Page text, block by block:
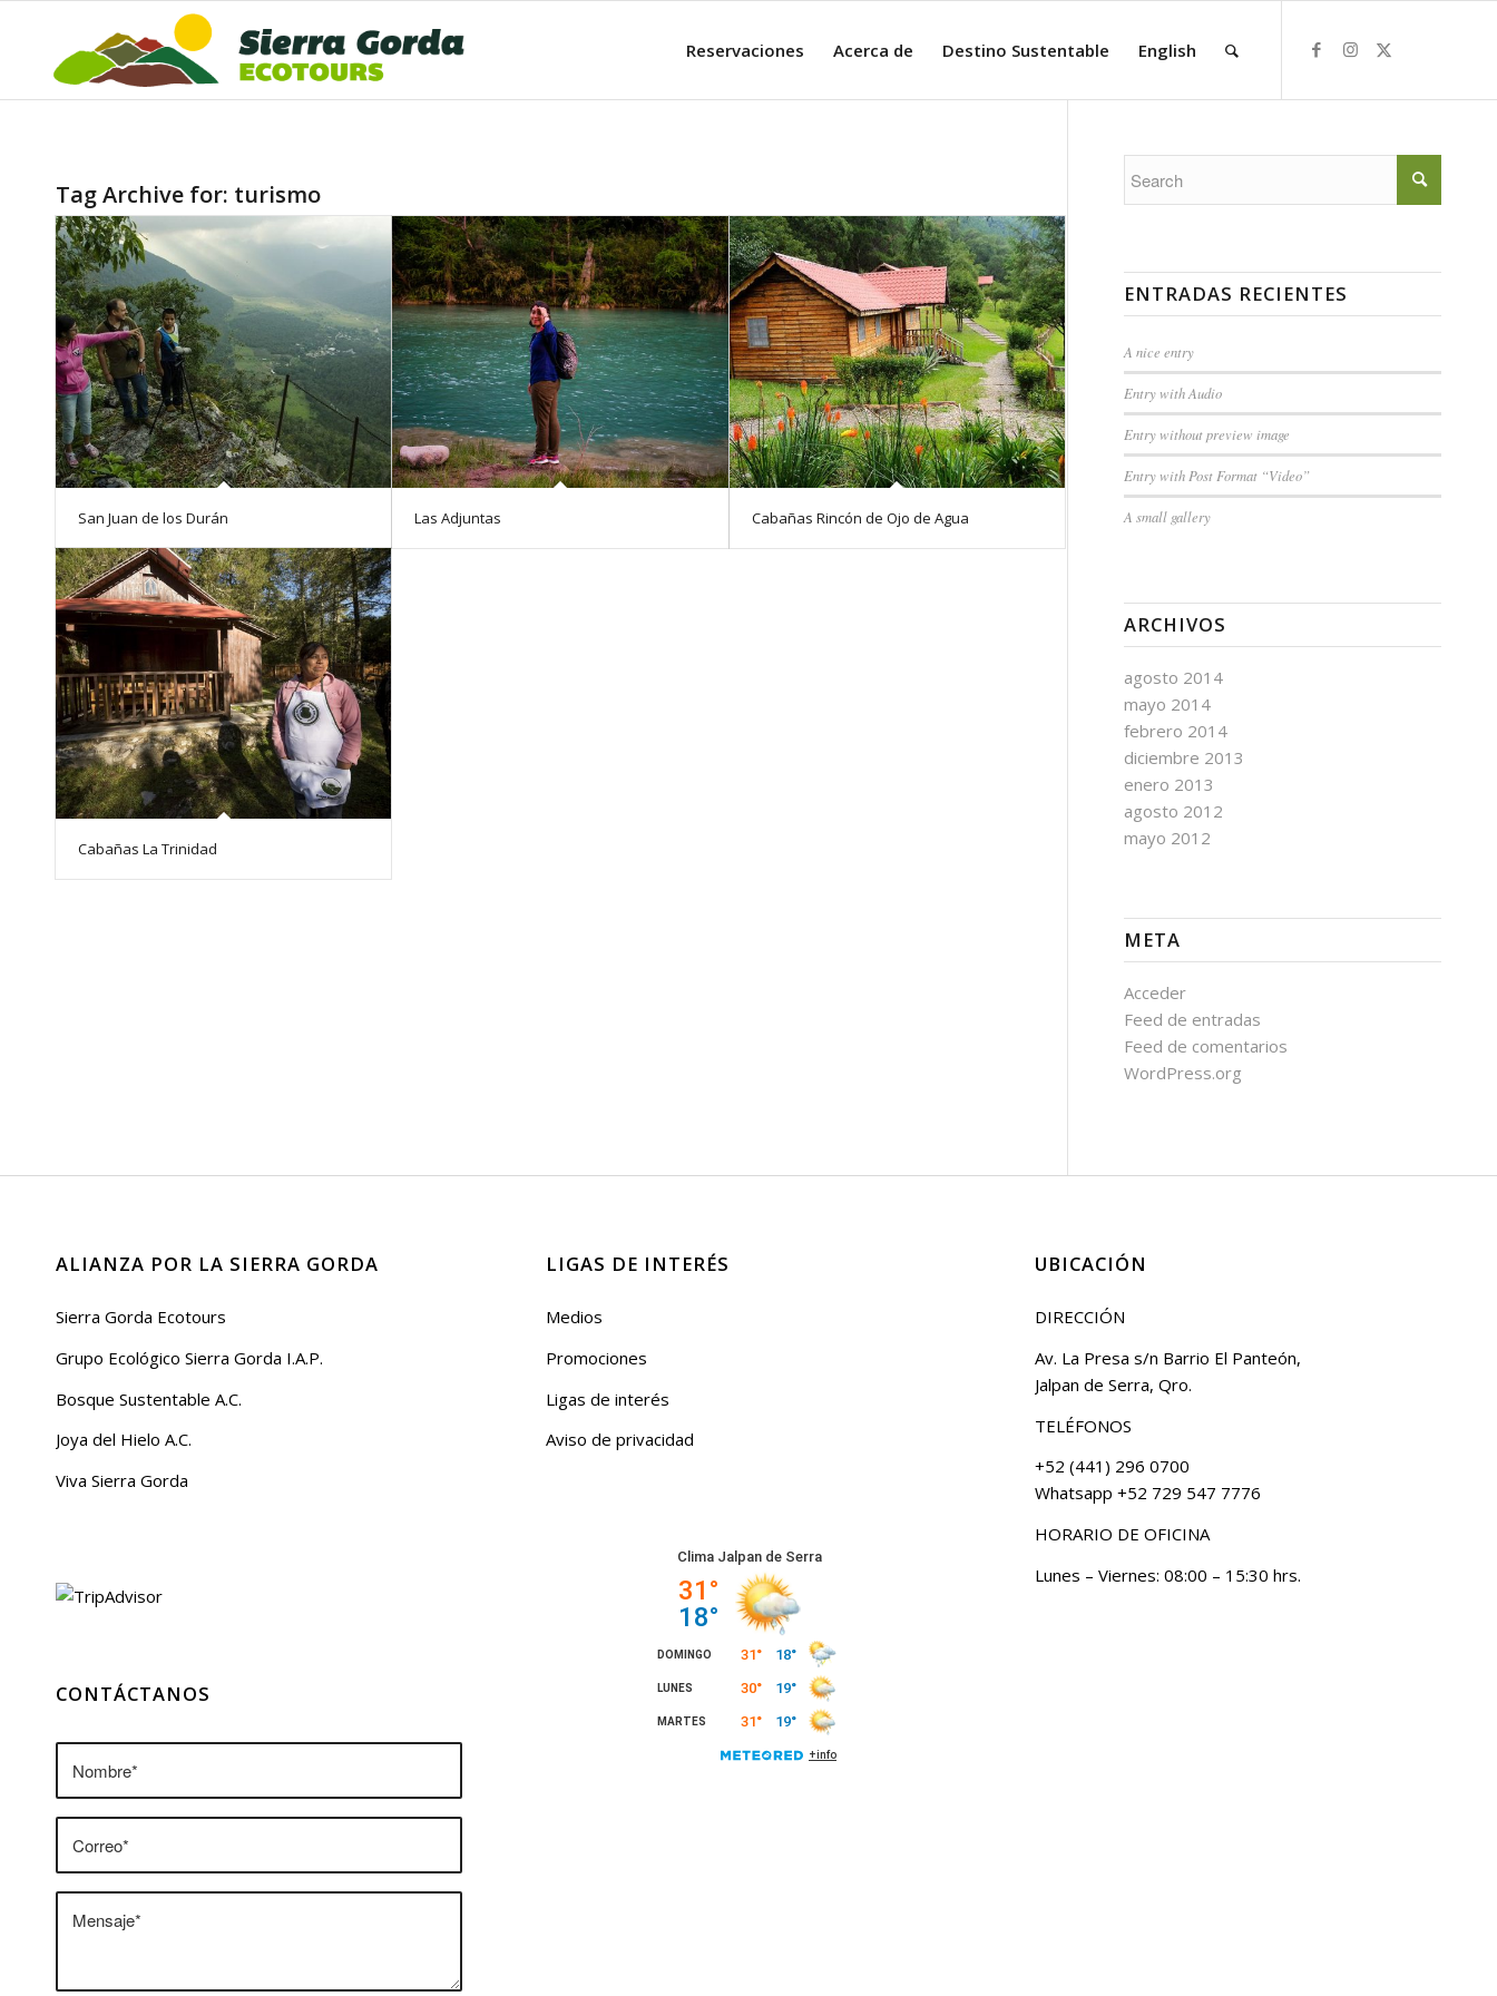
Reservaciones Acerca de Destino Sustentable English
Tag Archive for: turismo
San Juan de los Durán Las Adjuntas Cabañas Rincón de Ojo de Agua
Cabañas La Trinidad
ENTRADAS RECIENTES
A nice entry
Entry with Audio
Entry without preview image
Entry with Post Format “Video”
A small gallery
ARCHIVOS
agosto 2014
mayo 2014
febrero 2014
diciembre 2013
enero 2013
agosto 2012
mayo 2012
META
Acceder
Feed de entradas
Feed de comentarios
WordPress.org
ALIANZA POR LA SIERRA GORDA
Sierra Gorda Ecotours
Grupo Ecológico Sierra Gorda I.A.P.
Bosque Sustentable A.C.
Joya del Hielo A.C.
Viva Sierra Gorda
CONTÁCTANOS
LIGAS DE INTERÉS
Medios
Promociones
Ligas de interés
Aviso de privacidad
UBICACIÓN
DIRECCIÓN
Av. La Presa s/n Barrio El Panteón,
Jalpan de Serra, Qro.
TELÉFONOS
+52 (441) 296 0700
Whatsapp +52 729 547 7776
HORARIO DE OFICINA
Lunes – Viernes: 08:00 – 15:30 hrs.